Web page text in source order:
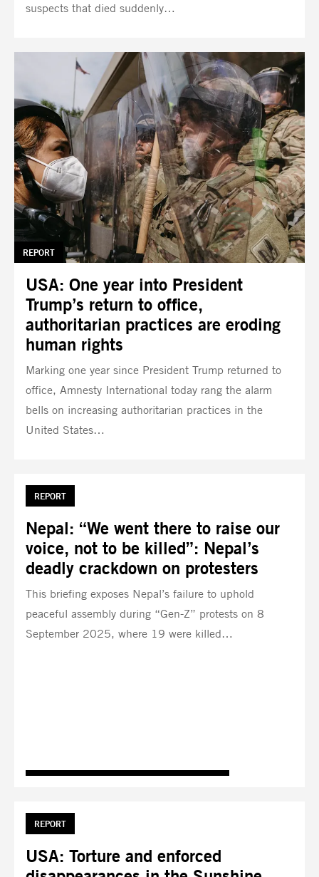
suspects that died suddenly…
USA: One year into President
Trump’s return to office,
authoritarian practices are eroding
human rights
TAG:
REPORT
Marking one year since President Trump returned to
office, Amnesty International today rang the alarm
bells on increasing authoritarian practices in the
United States…
Nepal: “We went there to raise our
voice, not to be killed”: Nepal’s
deadly crackdown on protesters
TAG:
REPORT
This briefing exposes Nepal’s failure to uphold
peaceful assembly during “Gen-Z” protests on 8
September 2025, where 19 were killed…
USA: Torture and enforced
TAG:
REPORT